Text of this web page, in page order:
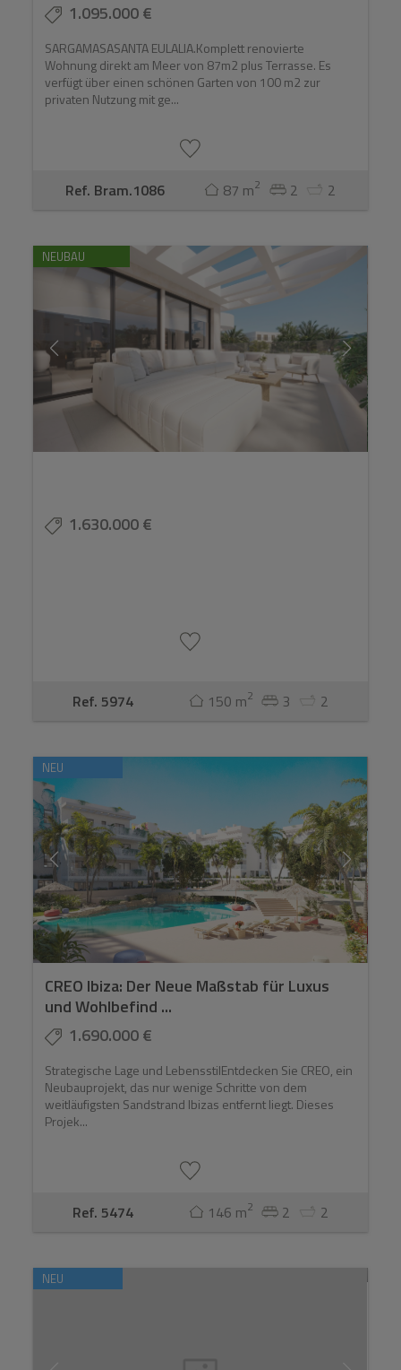
1.095.000 €
SARGAMASASANTA EULALIA.Komplett renovierte
Wohnung direkt am Meer von 87m2 plus Terrasse. Es
verfügt über einen schönen Garten von 100 m2 zur
privaten Nutzung mit ge...
Ref. Bram.1086 87 m2 2 2
NEUBAU
1.630.000 €
Ref. 5974 150 m2 3 2
NEU
CREO Ibiza: Der Neue Maßstab für Luxus
und Wohlbefind ...
1.690.000 €
Strategische Lage und LebensstilEntdecken Sie CREO, ein
Neubauprojekt, das nur wenige Schritte von dem
weitläufigsten Sandstrand Ibizas entfernt liegt. Dieses
Projek...
Ref. 5474 146 m2 2 2
NEU